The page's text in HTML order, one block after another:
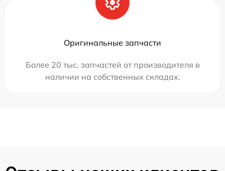
Оригинальные запчасти
Более 20 тыс. запчастей от производителя в
наличии на собственных складах.